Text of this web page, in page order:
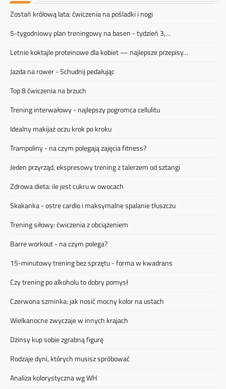
Zostań królową lata: ćwiczenia na pośladki i nogi
5-tygodniowy plan treningowy na basen - tydzień 3,…
Letnie koktajle proteinowe dla kobiet — najlepsze przepisy…
Jazda na rower - Schudnij pedałując
Top 8 ćwiczenia na brzuch
Trening interwałowy - najlepszy pogromca cellulitu
Idealny makijaż oczu krok po kroku
Trampoliny - na czym polegają zajęcia fitness?
Jeden przyrząd, ekspresowy trening z talerzem od sztangi
Zdrowa dieta: ile jest cukru w owocach
Skakanka - ostre cardio i maksymalne spalanie tłuszczu
Trening siłowy: ćwiczenia z obciążeniem
Barre workout - na czym polega?
15-minutowy trening bez sprzętu - forma w kwadrans
Czy trening po alkoholu to dobry pomysł
Czerwona szminka: jak nosić mocny kolor na ustach
Wielkanocne zwyczaje w innych krajach
Dżinsy kup sobie zgrabną figurę
Rodzaje dyni, których musisz spróbować
Analiza kolorystyczna wg WH